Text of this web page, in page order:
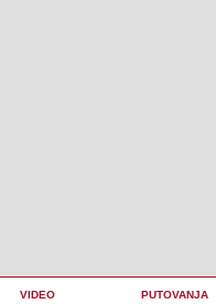
VIDEO
PUTOVANJA